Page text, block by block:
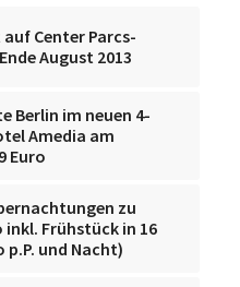
Center Parcs-
August 2013
Berlin im neuen 4-
Amedia am
Euro
zu
inkl. Frühstück in 16
p.P. und Nacht)